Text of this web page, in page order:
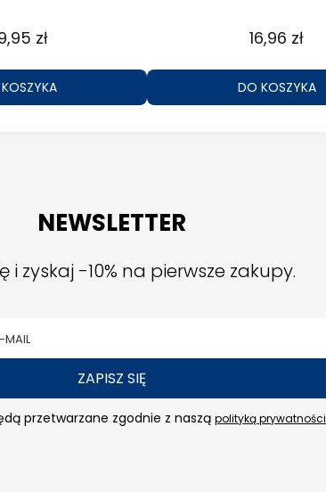
zł 16,96 zł
DO KOSZYKA
NEWSLETTER
i zyskaj -10% na pierwsze zakupy.
ZAPISZ SIĘ
przetwarzane zgodnie z naszą polityką prywatności